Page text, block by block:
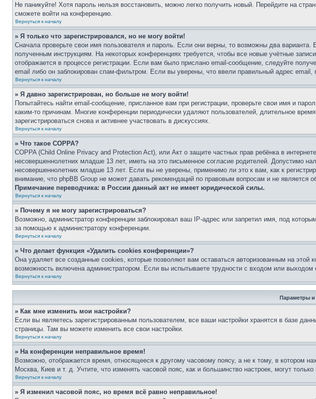
Не паникуйте! Хотя пароль нельзя восстановить, можно легко получить новый. Перейдите на
сможете войти на конференцию.
Вернуться к началу
» Я только что зарегистрировался, но не могу войти!
Сначала проверьте свои имя пользователя и пароль. Если они верны, то возможны два
полученным инструкциям. На некоторых конференциях требуется, чтобы все новые учётные
отображается в процессе регистрации. Если вам было прислано email-сообщение, следуйте
email либо он заблокирован спам-фильтром. Если вы уверены, что ввели правильный адрес email,
Вернуться к началу
» Я давно зарегистрирован, но больше не могу войти!
Попытайтесь найти email-сообщение, присланное вам при регистрации, проверьте свои имя и
каким-то причинам. Многие конференции периодически удаляют пользователей, длительное
зарегистрироваться снова и активнее участвовать в дискуссиях.
Вернуться к началу
» Что такое COPPA?
COPPA (Child Online Privacy and Protection Act), или Акт о защите частных прав ребёнка в
несовершеннолетних младше 13 лет, иметь на это письменное согласие родителей. Допустимо
несовершеннолетних младше 13 лет. Если вы не уверены, применимо ли это к вам, как к
внимание, что phpBB Group не может давать рекомендаций по правовым вопросам и не является
Примечание переводчика: в России данный акт не имеет юридической силы.
Вернуться к началу
» Почему я не могу зарегистрироваться?
Возможно, администратор конференции заблокировал ваш IP-адрес или запретил имя, под
за помощью к администратору конференции.
Вернуться к началу
» Что делает функция «Удалить cookies конференции»?
Она удаляет все созданные cookies, которые позволяют вам оставаться авторизованным на
возможность включена администратором. Если вы испытываете трудности с входом или
Вернуться к началу
Параметры и
» Как мне изменить мои настройки?
Если вы являетесь зарегистрированным пользователем, все ваши настройки хранятся в базе
страницы. Там вы можете изменить все свои настройки.
Вернуться к началу
» На конференции неправильное время!
Возможно, отображается время, относящееся к другому часовому поясу, а не к тому, в котором
Москва, Киев и т. д. Учтите, что изменять часовой пояс, как и большинство настроек, могут
Вернуться к началу
» Я изменил часовой пояс, но время всё равно неправильное!